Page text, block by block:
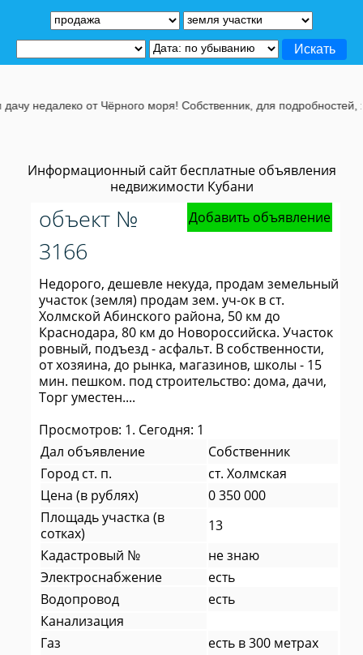
Информационный сайт бесплатные объявления
недвижимости Кубани
Добавить объявление
объект №
3166
Недорого, дешевле некуда, продам земельный
участок (земля) продам зем. уч-ок в ст.
Холмской Абинского района, 50 км до
Краснодара, 80 км до Новороссийска. Участок
ровный, подъезд - асфальт. В собственности,
от хозяина, до рынка, магазинов, школы - 15
мин. пешком. под строительство: дома, дачи,
Торг уместен....
Просмотров: 1. Сегодня: 1
Дал объявление
Собственник
Город ст. п.
ст. Холмская
Цена (в рублях)
0 350 000
Площадь участка (в
сотках)
13
Кадастровый №
не знаю
Электроснабжение
есть
Водопровод
есть
Канализация
Газ
есть в 300 метрах
недалеко от Чёрного моря! Собственник, для подробностей,